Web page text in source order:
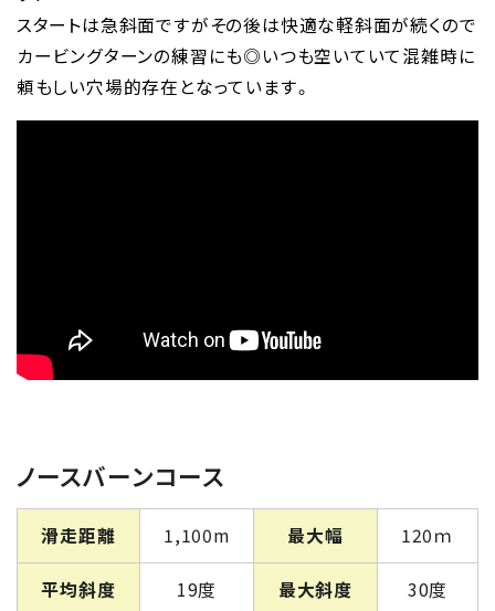
スタートは急斜面ですがその後は快適な軽斜面が続くので
カービングターンの練習にも◎いつも空いていて混雑時に
頼もしい穴場的存在となっています。
ノースバーンコース
滑走距離 1,100m 最大幅 120ｍ
平均斜度 19度 最大斜度 30度